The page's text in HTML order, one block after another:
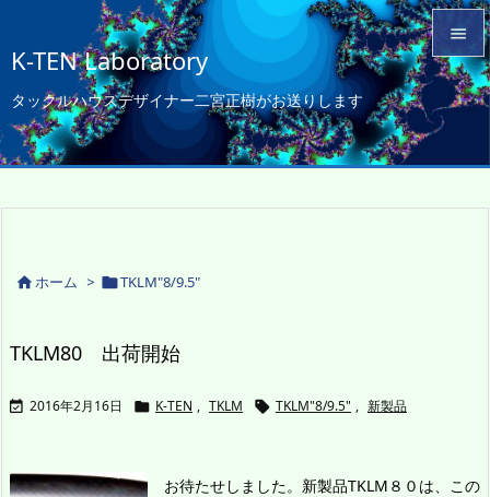
K-TEN Laboratory
タックルハウスデザイナー二宮正樹がお送りします


メニュ
ホーム > TKLM"8/9.5"
TKLM80 出荷開始
 2016年2月16日  K-TEN , TKLM  TKLM"8/9.5" , 新製品
お待たせしました。新製品TKLM８０は、この